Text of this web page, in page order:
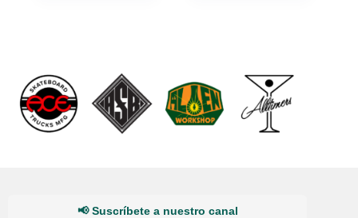
📢 Suscríbete a nuestro canal